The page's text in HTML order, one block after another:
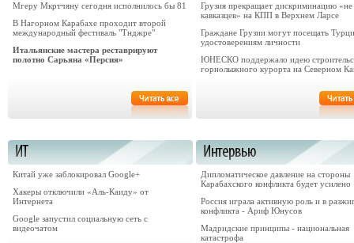
Мгеру Мкртчяну сегодня исполнилось бы 81
В Нагорном Карабахе проходит второй
международный фестиваль "Тнджре"
Итальянские мастера реставрируют
полотно Сарьяна «Персия»
Грузия прекращает дискриминацию «не
кавказцев» на КПП в Верхнем Ларсе
Граждане Грузии могут посещать
удостоверениям личности
ЮНЕСКО поддержало идею
горнолыжного курорта на Северном
Китай уже заблокировал Google+
Хакеры отключили «Аль-Каиду» от
Интернета
Google запустил социальную сеть с
видеочатом
Дипломатическое давление на стороны
Карабахского конфликта будет усилено
Россия играла активную роль и в
конфликта - Ариф Юнусов
Мадридские принципы - национальная
катастрофа